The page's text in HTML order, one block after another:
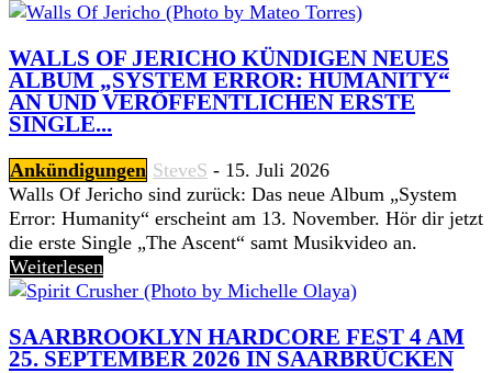
WALLS OF JERICHO KÜNDIGEN NEUES
ALBUM „SYSTEM ERROR: HUMANITY“
AN UND VERÖFFENTLICHEN ERSTE
SINGLE...
Ankündigungen SteveS - 15. Juli 2026
Walls Of Jericho sind zurück: Das neue Album „System
Error: Humanity“ erscheint am 13. November. Hör dir jetzt
die erste Single „The Ascent“ samt Musikvideo an.
Weiterlesen
SAARBROOKLYN HARDCORE FEST 4 AM
25. SEPTEMBER 2026 IN SAARBRÜCKEN